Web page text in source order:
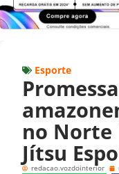
Esporte
no Norte
Jítsu
redacao.vozdointerior